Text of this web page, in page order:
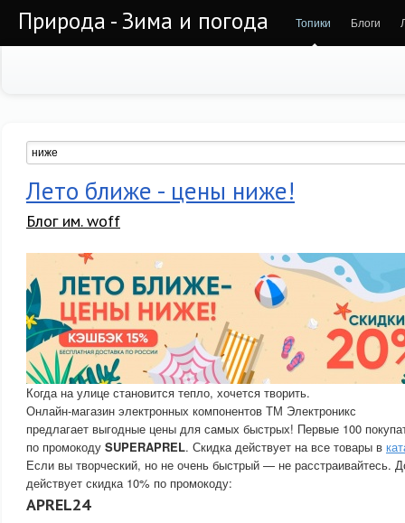
Природа - Зима и погода Топики Блоги
Лето ближе - цены ниже!
Блог им. woff
Когда на улице становится тепло, хочется творить.
Онлайн-магазин электронных компонентов ТМ Электроникс
предлагает выгодные цены для самых быстрых! Первые 100
по промокоду SUPERAPREL. Скидка действует на все товары в
Если вы творческий, но не очень быстрый — не расстраивайтесь.
действует скидка 10% по промокоду:
APREL24